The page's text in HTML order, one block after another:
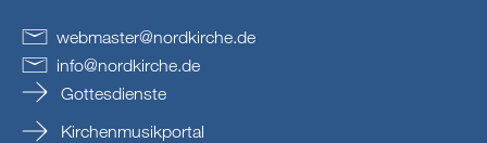
webmaster@nordkirche.de
info@nordkirche.de
Gottesdienste
Kirchenmusikportal